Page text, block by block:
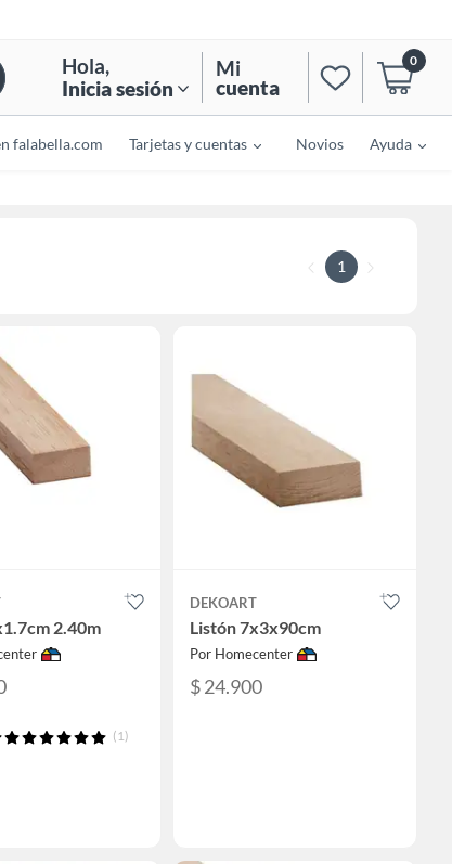
Hola,
Inicia sesión
Mi
cuenta
0
falabella.com Tarjetas y cuentas Novios Ayuda
1
2.40m
(1)
DEKOART
Listón 7x3x90cm
Por Homecenter
$ 24.900